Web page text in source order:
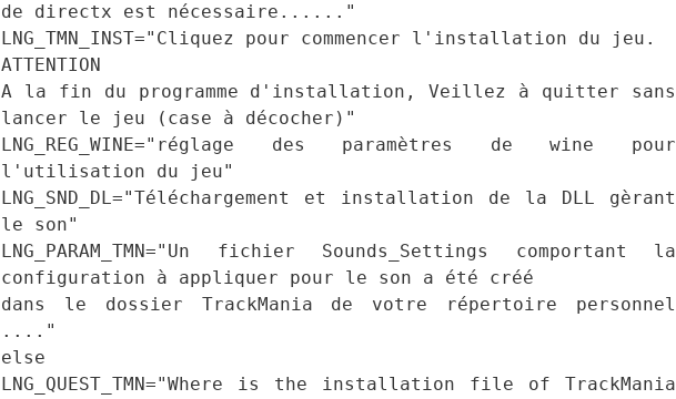
de directx est nécessaire......"
LNG_TMN_INST="Cliquez pour commencer l'installation du jeu.
ATTENTION
A la fin du programme d'installation, Veillez à quitter sans
lancer le jeu (case à décocher)"
LNG_REG_WINE="réglage des paramètres de wine pour
l'utilisation du jeu"
LNG_SND_DL="Téléchargement et installation de la DLL gèrant
le son"
LNG_PARAM_TMN="Un fichier Sounds_Settings comportant la
configuration à appliquer pour le son a été créé
dans le dossier TrackMania de votre répertoire personnel
...."
else
LNG_QUEST_TMN="Where is the installation file of TrackMania